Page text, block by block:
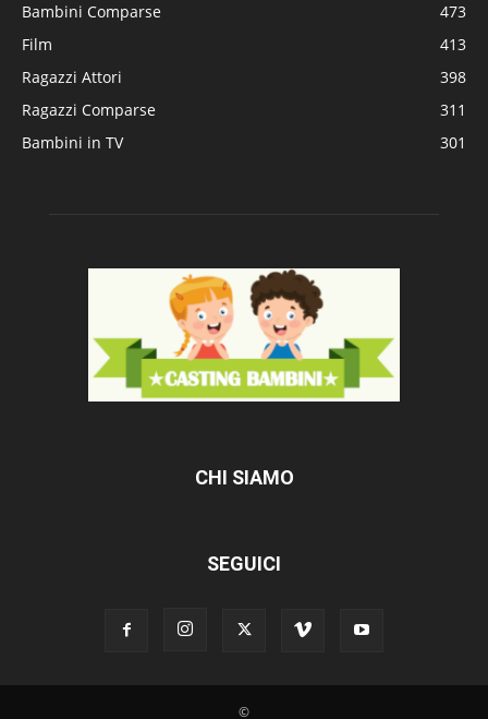
Bambini Comparse
473
Film
413
Ragazzi Attori
398
Ragazzi Comparse
311
Bambini in TV
301
CHI SIAMO
SEGUICI
©